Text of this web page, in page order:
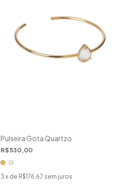
Pulseira Gota Quartzo
R$530,00
3 x de R$176,67 sem juros